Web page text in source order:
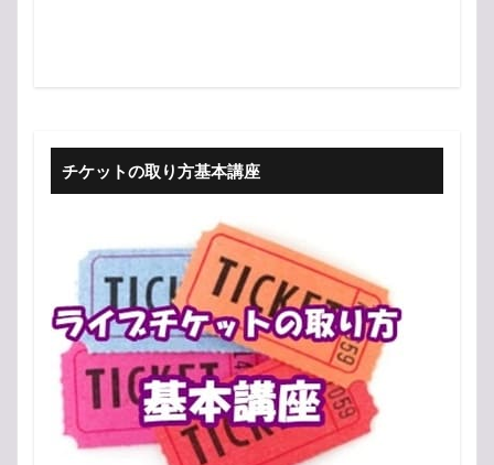
チケットの取り方基本講座